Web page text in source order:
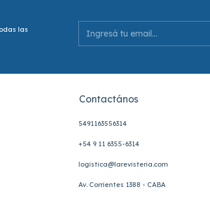
las
Contactános
5491163556314
+54 9 11 6355-6314
logistica@larevisteria.com
Av. Corrientes 1388 - CABA